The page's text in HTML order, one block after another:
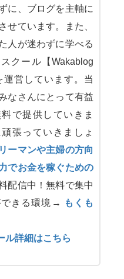
に、ブログを主軸に
せています。また、
人が迷わずに学べる
クール【Wakablog
運営しています。当
なさんにとって有益
で提供していきま
張っていきましょ
ーマンや主婦の方向
でお金を稼ぐための
配信中！無料で集中
できる環境→
もくも
ル詳細はこちら